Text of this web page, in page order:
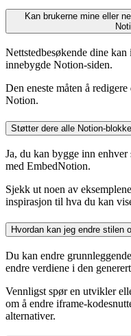
Kan brukerne mine eller
Nettstedbesøkende dine
innebygde Notion-siden.
Den eneste måten å
Notion.
Støtter dere alle Notion-
Ja, du kan bygge inn
med EmbedNotion.
Sjekk ut noen av
inspirasjon til hva du kan
Hvordan kan jeg endre stilen
Du kan endre
endre verdiene i den
Vennligst spør en utvikler
om å endre iframe-
alternativer.